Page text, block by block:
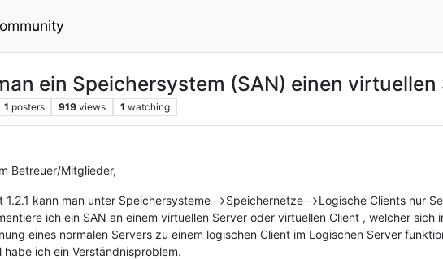
ein Speichersystem (SAN) einen
1 posters 919 views 1 watching
Betreuer/Mitglieder,
1.2.1 kann man unter Speichersysteme–>Speichernetze-->Logische Clients nur
ich ein SAN an einem virtuellen Server oder virtuellen Client , welcher
eines normalen Servers zu einem logischen Client im Logischen Server
habe ich ein Verständnisproblem.